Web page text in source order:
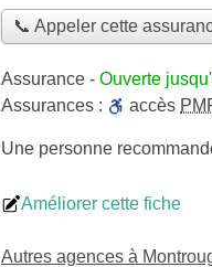
📞 Appeler cette
Assurance - Ouverte
Assurances :
accès
Une personne
Améliorer cette fiche
Autres agences à